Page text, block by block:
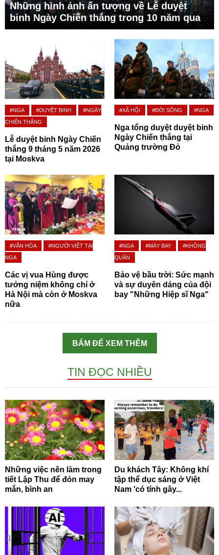
Những hình ảnh ấn tượng về Lễ duyệt
binh Ngày Chiến thắng trong 10 năm qua
#NGA #DUYỆT BINH
#NGÀY
CHIẾN THẮNG
Lễ duyệt binh Ngày Chiến
thắng 9 tháng 5 năm 2026
tại Moskva
#XÃ HỘI #ĐỜI SỐNG #NGA
Nga tổng duyệt duyệt binh
Ngày Chiến thắng tại
Quảng trường Đỏ
#VĂN HÓA
#NGƯỜI VIỆT TẠI
NGA
Các vị vua Hùng được
tưởng niệm không chỉ ở
Hà Nội mà còn ở Moskva
nữa
#NGA #MÁY BAY
#KHÔNG
QUÂN
Bảo vệ bầu trời: Sức mạnh
và sự duyên dáng của đội
bay "Những Hiệp sĩ Nga"
BẤM ĐỂ XEM THÊM
TIN ĐỌC NHIỀU
Những việc nên làm trong
tiết Lập Thu để đón may
mắn, bình an
Du khách Tây: Không khí
tập thể dục sáng ở Việt
Nam 'có tính gây...